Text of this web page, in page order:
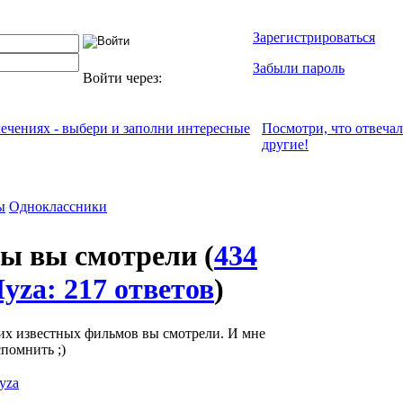
Войти через:
Зарегистрироваться
Забыли пароль
- выбери и заполни интересные
Посмотри, что
другие!
Одноклассники
вы смотрели (434
217 ответов)
известных фильмов вы смотрели. И мне
;)